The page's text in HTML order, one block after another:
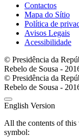
Contactos
Mapa do Sítio
Política de
Avisos Legais
Acessibilidade
© Presidência da
Rebelo de Sousa -
© Presidência da
Rebelo de Sousa -
English Version
All the contents of
symbol: